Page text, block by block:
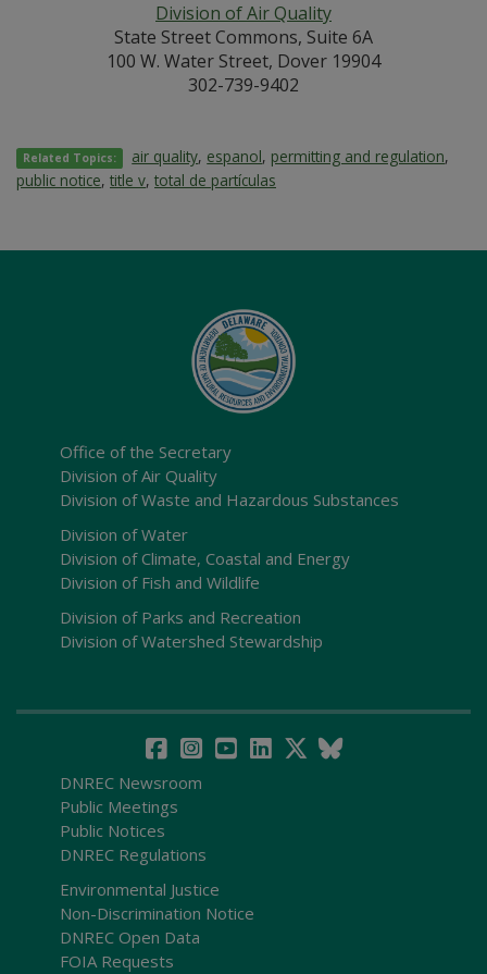
Division of Air Quality
State Street Commons, Suite 6A
100 W. Water Street, Dover 19904
302-739-9402
Related Topics: air quality, espanol, permitting and regulation,
public notice, title v, total de partículas
Office of the Secretary
Division of Air Quality
Division of Waste and Hazardous Substances
Division of Water
Division of Climate, Coastal and Energy
Division of Fish and Wildlife
Division of Parks and Recreation
Division of Watershed Stewardship
DNREC Newsroom
Public Meetings
Public Notices
DNREC Regulations
Environmental Justice
Non-Discrimination Notice
DNREC Open Data
FOIA Requests